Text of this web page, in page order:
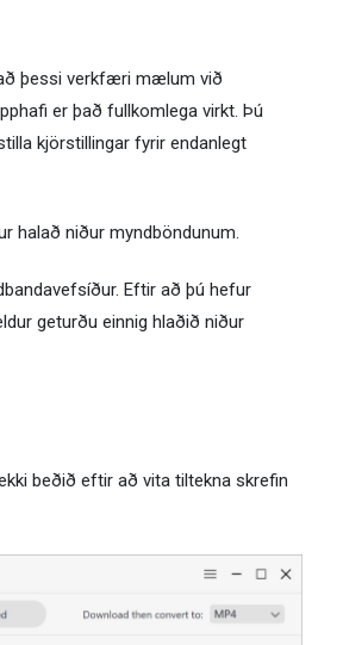
þessi verkfæri mælum við
er það fullkomlega virkt. Þú
kjörstillingar fyrir endanlegt
halað niður myndböndunum.
Eftir að þú hefur
geturðu einnig hlaðið niður
beðið eftir að vita tiltekna skrefin